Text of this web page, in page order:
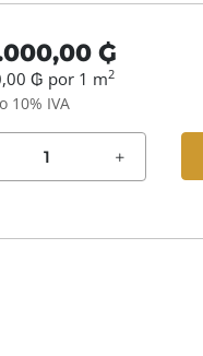
₲
₲ por 1 m2
10% IVA